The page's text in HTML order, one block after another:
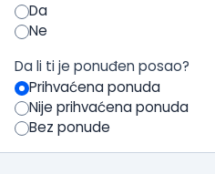
Da
Ne
Da li ti je ponuđen posao?
Prihvaćena ponuda
Nije prihvaćena ponuda
Bez ponude